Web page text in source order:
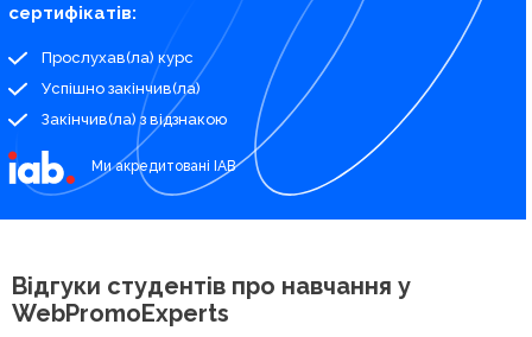
сертифікатів:
Прослухав(ла) курс
Успішно закінчив(ла)
Закінчив(ла) з відзнакою
Ми акредитовані IAB
Відгуки студентів про навчання у
WebPromoExperts